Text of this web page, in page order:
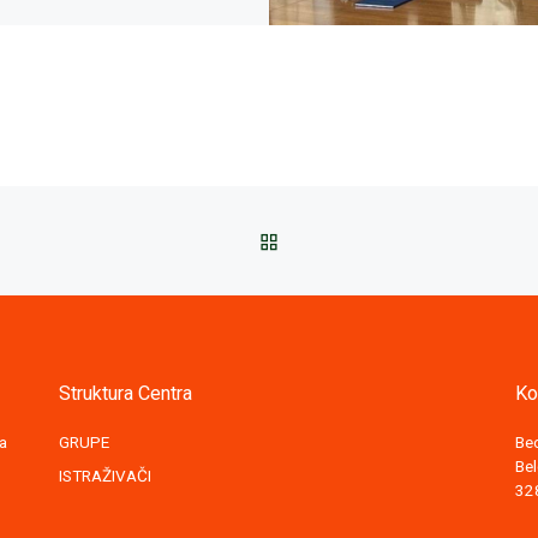
Struktura Centra
GRUPE
ISTRAŽIVAČI